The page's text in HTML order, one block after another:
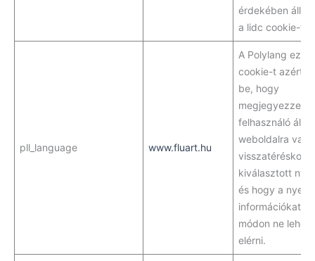
érdekében
a lidc cookie-t.
pll_language www.fluart.hu
A Polylang ezt a
cookie-t azért
be, hogy
megjegyezze a
felhasználó által
weboldalra való
visszatéréskor
kiválasztott
és hogy a nyelvi
információkat
módon ne
elérni.